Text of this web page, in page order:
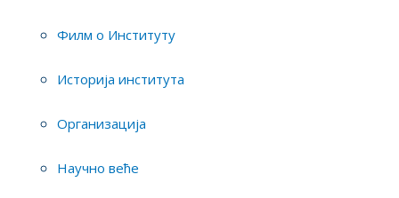
Филм о Институту
Историја института
Организација
Научно веће